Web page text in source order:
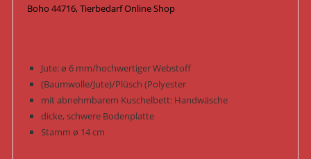
Boho 44716, Tierbedarf Online Shop
Jute: ø 6 mm/hochwertiger Webstoff
(Baumwolle/Jute)/Plüsch (Polyester
mit abnehmbarem Kuschelbett: Handwäsche
dicke, schwere Bodenplatte
Stamm ø 14 cm